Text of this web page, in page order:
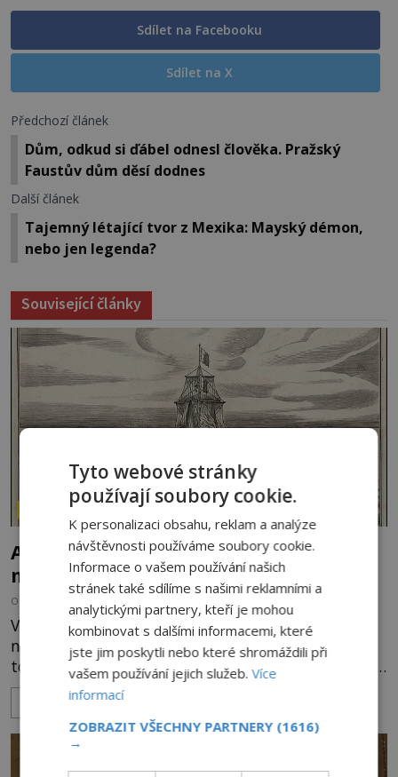
Sdílet na Facebooku
Sdílet na X
Předchozí článek
Dům, odkud si ďábel odnesl člověka. Pražský
Faustův dům děsí dodnes
Další článek
Tajemný létající tvor z Mexika: Mayský démon,
nebo jen legenda?
Související články
ZÁHADY HISTORIE
Ayia Napa: Kyperské vodní monstrum s
mírumilovnou povahou
OD
Vodní monstra jsou poměrně častým koloritem
nejrůznějších jezer, řek či ostrovů. Mnozí skeptici
to přikládají hlavně snaze dané místo zviditelnit a
přitáhnout k němu pozornost záhadám
nakloněných turistů. Je to také případ kyperského
tvora jménem Ayia Napa? Nebo se může za
legendami o něm ukrývat nějaký pravdivý základ?
V blízkosti Mysu Greco, jak se přez
ZOBRAZIT VÍCE
Tyto webové stránky
používají soubory cookie.
K personalizaci obsahu, reklam a analýze
návštěvnosti používáme soubory cookie.
Informace o vašem používání našich
stránek také sdílíme s našimi reklamními a
analytickými partnery, kteří je mohou
kombinovat s dalšími informacemi, které
jste jim poskytli nebo které shromáždili při
vašem používání jejich služeb.Více
informací
ZOBRAZIT VŠECHNY PARTNERY (1616)
→